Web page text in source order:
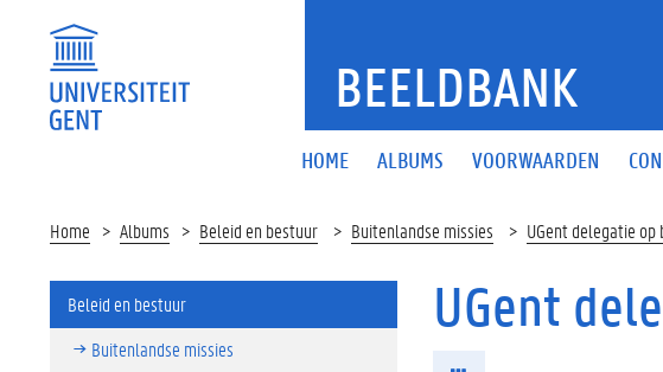
BEELDBANK
HOME ALBUMS VOORWAARDEN
Home Albums Beleid en bestuur Buitenlandse missies UGent delegatie op
Beleid en bestuur
Buitenlandse missies
UGent